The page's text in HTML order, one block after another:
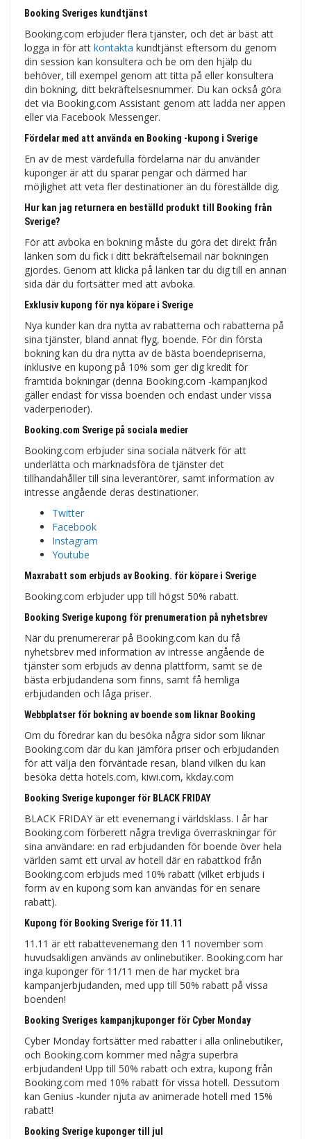
Booking Sveriges kundtjänst
Booking.com erbjuder flera tjänster, och det är bäst att
logga in för att kontakta kundtjänst eftersom du genom
din session kan konsultera och be om den hjälp du
behöver, till exempel genom att titta på eller konsultera
din bokning, ditt bekräftelsesnummer. Du kan också göra
det via Booking.com Assistant genom att ladda ner appen
eller via Facebook Messenger.
Fördelar med att använda en Booking -kupong i Sverige
En av de mest värdefulla fördelarna när du använder
kuponger är att du sparar pengar och därmed har
möjlighet att veta fler destinationer än du föreställde dig.
Hur kan jag returnera en beställd produkt till Booking från
Sverige?
För att avboka en bokning måste du göra det direkt från
länken som du fick i ditt bekräftelsemail när bokningen
gjordes. Genom att klicka på länken tar du dig till en annan
sida där du fortsätter med att avboka.
Exklusiv kupong för nya köpare i Sverige
Nya kunder kan dra nytta av rabatterna och rabatterna på
sina tjänster, bland annat flyg, boende. För din första
bokning kan du dra nytta av de bästa boendepriserna,
inklusive en kupong på 10% som ger dig kredit för
framtida bokningar (denna Booking.com -kampanjkod
gäller endast för vissa boenden och endast under vissa
väderperioder).
Booking.com Sverige på sociala medier
Booking.com erbjuder sina sociala nätverk för att
underlätta och marknadsföra de tjänster det
tillhandahåller till sina leverantörer, samt information av
intresse angående deras destinationer.
Twitter
Facebook
Instagram
Youtube
Maxrabatt som erbjuds av Booking. för köpare i Sverige
Booking.com erbjuder upp till högst 50% rabatt.
Booking Sverige kupong för prenumeration på nyhetsbrev
När du prenumererar på Booking.com kan du få
nyhetsbrev med information av intresse angående de
tjänster som erbjuds av denna plattform, samt se de
bästa erbjudandena som finns, samt få hemliga
erbjudanden och låga priser.
Webbplatser för bokning av boende som liknar Booking
Om du föredrar kan du besöka några sidor som liknar
Booking.com där du kan jämföra priser och erbjudanden
för att välja den förväntade resan, bland vilken du kan
besöka detta hotels.com, kiwi.com, kkday.com
Booking Sverige kuponger för BLACK FRIDAY
BLACK FRIDAY är ett evenemang i världsklass. I år har
Booking.com förberett några trevliga överraskningar för
sina användare: en rad erbjudanden för boende över hela
världen samt ett urval av hotell där en rabattkod från
Booking.com erbjuds med 10% rabatt (vilket erbjuds i
form av en kupong som kan användas för en senare
rabatt).
Kupong för Booking Sverige för 11.11
11.11 är ett rabattevenemang den 11 november som
huvudsakligen används av onlinebutiker. Booking.com har
inga kuponger för 11/11 men de har mycket bra
kampanjerbjudanden, med upp till 50% rabatt på vissa
boenden!
Booking Sveriges kampanjkuponger för Cyber ​​Monday
Cyber ​​Monday fortsätter med rabatter i alla onlinebutiker,
och Booking.com kommer med några superbra
erbjudanden! Upp till 50% rabatt och extra, kupong från
Booking.com med 10% rabatt för vissa hotell. Dessutom
kan Genius -kunder njuta av animerade hotell med 15%
rabatt!
Booking Sverige kuponger till jul